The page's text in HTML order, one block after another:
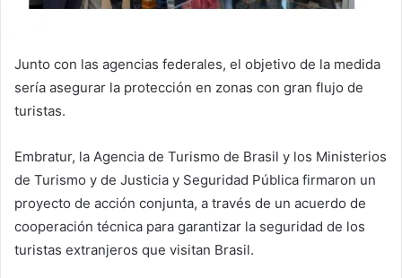
Junto con las agencias federales, el objetivo de la medida
sería asegurar la protección en zonas con gran flujo de
turistas.
Embratur, la Agencia de Turismo de Brasil y los Ministerios
de Turismo y de Justicia y Seguridad Pública firmaron un
proyecto de acción conjunta, a través de un acuerdo de
cooperación técnica para garantizar la seguridad de los
turistas extranjeros que visitan Brasil.